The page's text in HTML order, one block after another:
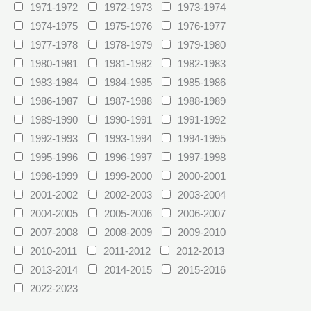
1971-1972
1972-1973
1973-1974
1974-1975
1975-1976
1976-1977
1977-1978
1978-1979
1979-1980
1980-1981
1981-1982
1982-1983
1983-1984
1984-1985
1985-1986
1986-1987
1987-1988
1988-1989
1989-1990
1990-1991
1991-1992
1992-1993
1993-1994
1994-1995
1995-1996
1996-1997
1997-1998
1998-1999
1999-2000
2000-2001
2001-2002
2002-2003
2003-2004
2004-2005
2005-2006
2006-2007
2007-2008
2008-2009
2009-2010
2010-2011
2011-2012
2012-2013
2013-2014
2014-2015
2015-2016
2022-2023